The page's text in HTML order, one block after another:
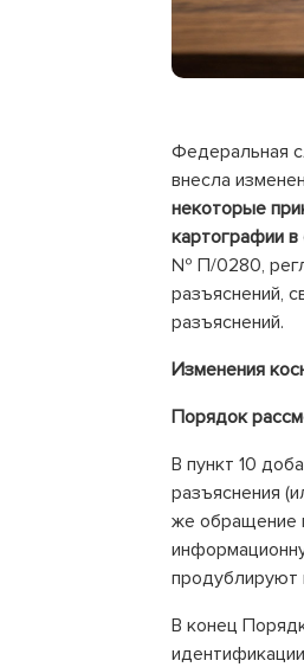
Федеральная
внесла
некоторые
картографии в
№ П/0280,
разъяснений,
разъяснений.
Изменения
Порядок
В пункт 10
разъяснения
же обращение
продублируют
В конец